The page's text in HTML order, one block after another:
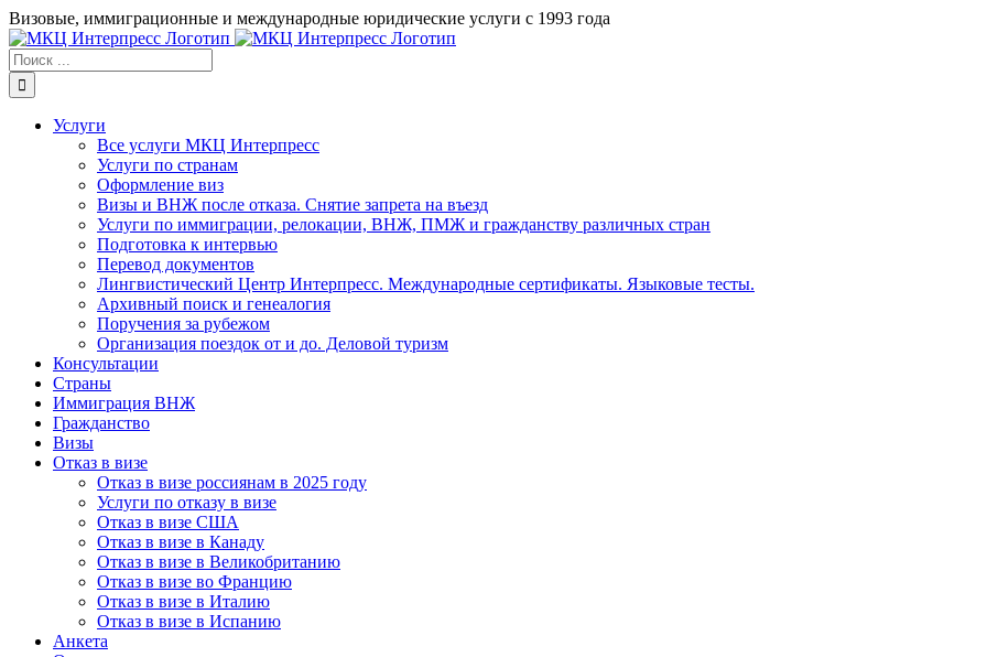
Skip
to
content
Визовые, иммиграционные и международные юридические услуги с 1993 года
Результат
поиска:
Услуги
Все услуги МКЦ Интерпресс
Услуги по странам
Оформление виз
Визы и ВНЖ после отказа. Снятие запрета на въезд
Услуги по иммиграции, релокации, ВНЖ, ПМЖ и гражданству различных стран
Подготовка к интервью
Перевод документов
Лингвистический Центр Интерпресс. Международные сертификаты. Языковые тесты.
Архивный поиск и генеалогия
Поручения за рубежом
Организация поездок от и до. Деловой туризм
Консультации
Страны
Иммиграция ВНЖ
Гражданство
Визы
Отказ в визе
Отказ в визе россиянам в 2025 году
Услуги по отказу в визе
Отказ в визе США
Отказ в визе в Канаду
Отказ в визе в Великобританию
Отказ в визе во Францию
Отказ в визе в Италию
Отказ в визе в Испанию
Анкета